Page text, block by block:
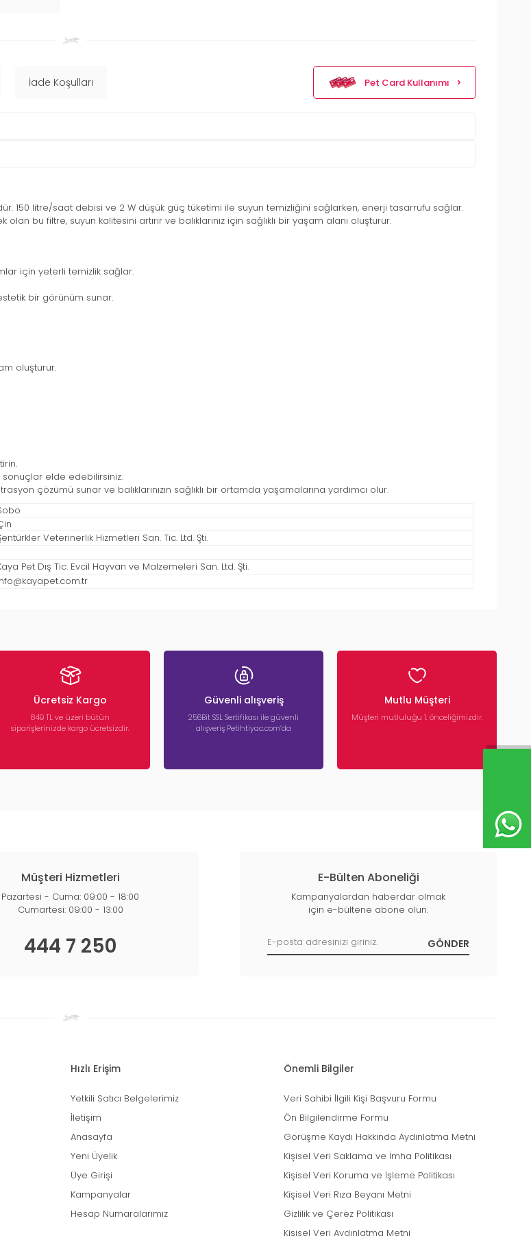
İade Koşulları Pet Card Kullanımı
150 litre/saat debisi ve 2 W düşük güç tüketimi ile suyun temizliğini sağlarken, enerji tasarrufu sağlar.
bu filtre, suyun kalitesini artırır ve balıklarınız için sağlıklı bir yaşam alanı oluşturur.
için yeterli temizlik sağlar.
bir görünüm sunar.
oluşturur.
elde edebilirsiniz.
çözümü sunar ve balıklarınızın sağlıklı bir ortamda yaşamalarına yardımcı olur.
Veterinerlik Hizmetleri San. Tic. Ltd. Şti.
Pet Dış Tic. Evcil Hayvan ve Malzemeleri San. Ltd. Şti.
Ücretsiz Kargo
849 TL ve üzeri bütün
siparişlerinizde kargo ücretsizdir.
Güvenli alışveriş
256Bit SSL Sertifikası ile güvenli
alışveriş Petihtiyac.com’da
Mutlu Müşteri
Müşteri mutluluğu 1. önceliğimizdir.
Müşteri Hizmetleri
Pazartesi - Cuma: 09:00 - 18:00
Cumartesi: 09:00 - 13:00
444 7 250
E-Bülten Aboneliği
Kampanyalardan haberdar olmak
için e-bültene abone olun.
Hızlı Erişim
Yetkili Satıcı Belgelerimiz
İletişim
Anasayfa
Yeni Üyelik
Üye Girişi
Kampanyalar
Hesap Numaralarımız
Önemli Bilgiler
Veri Sahibi İlgili Kişi Başvuru Formu
Ön Bilgilendirme Formu
Görüşme Kaydı Hakkında Aydınlatma Metni
Kişisel Veri Saklama ve İmha Politikası
Kişisel Veri Koruma ve İşleme Politikası
Kişisel Veri Rıza Beyanı Metni
Gizlilik ve Çerez Politikası
Kişisel Veri Aydınlatma Metni